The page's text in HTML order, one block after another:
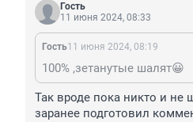
Гость
11 июня 2024, 08:33
Гость11 июня 2024, 08:19
100% ,зетанутые шалят😀
Так вроде пока никто и не
заранее подготовил